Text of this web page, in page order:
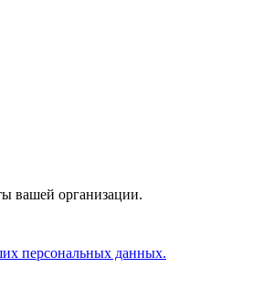
вашей организации.
персональных данных.